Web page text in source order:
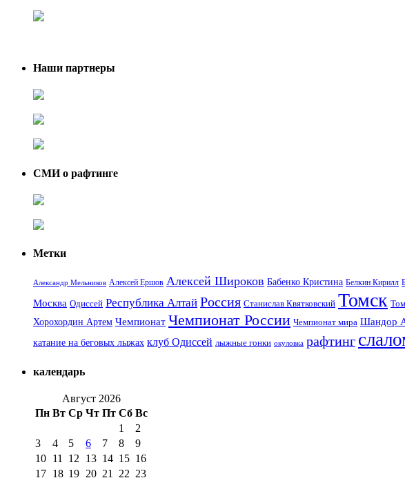
Наши партнеры
СМИ о рафтинге
Метки
Александр Мельников Алексей Ершов Алексей Широков Бабенко Кристина Белкин Кирилл
Москва Одиссей Республика Алтай Россия Станислав Квятковский Томск
Хорохордин Артем Чемпионат Чемпионат России Чемпионат мира Шандор
катание на беговых лыжах клуб Одиссей лыжные гонки окуловка рафтинг
календарь
Август 2026
Пн Вт Ср Чт Пт Сб Вс
1
2
3
4 5 6 7 8
9
10 11 12 13 14 15 16
17 18 19 20 21 22 23